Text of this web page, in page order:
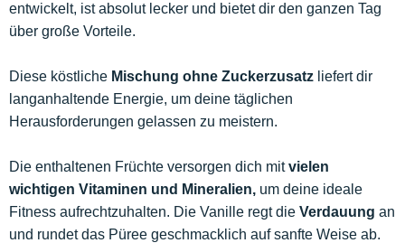
entwickelt, ist absolut lecker und bietet dir den ganzen Tag
über große Vorteile.
Diese köstliche Mischung ohne Zuckerzusatz liefert dir
langanhaltende Energie, um deine täglichen
Herausforderungen gelassen zu meistern.
Die enthaltenen Früchte versorgen dich mitvielen
wichtigen Vitaminen und Mineralien, um deine ideale
Fitness aufrechtzuhalten. Die Vanille regt die Verdauung an
und rundet das Püree geschmacklich auf sanfte Weise ab.